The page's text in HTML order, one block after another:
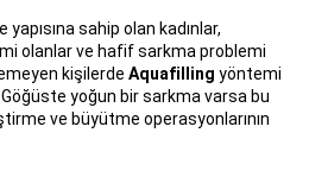
sahip olan kadınlar,
olanlar ve hafif sarkma problemi
kişilerde Aquafilling yöntemi
Göğüste yoğun bir sarkma varsa bu
ve büyütme operasyonlarının